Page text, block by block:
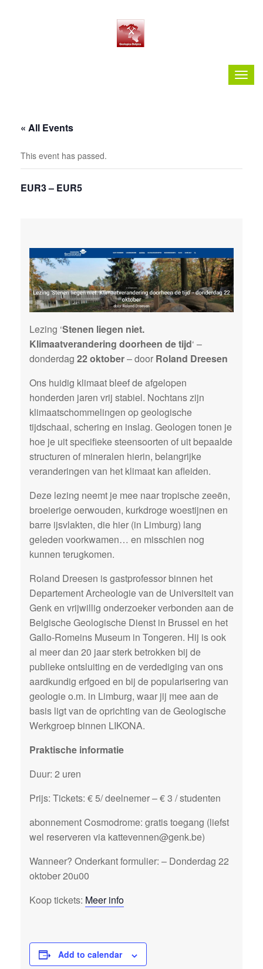
« All Events
This event has passed.
EUR3 – EUR5
Lezing ‘Stenen liegen niet.
Klimaatverandering doorheen de tijd‘ –
donderdag 22 oktober– door Roland Dreesen
Ons huidig klimaat bleef de afgelopen
honderden jaren vrij stabiel. Nochtans zijn
klimaatschommelingen op geologische
tijdschaal, schering en inslag. Geologen tonen je
hoe je uit specifieke steensoorten of uit bepaalde
structuren of mineralen hierin, belangrijke
veranderingen van het klimaat kan afleiden.
Deze lezing neemt je mee naar tropische zeeën,
broeierige oerwouden, kurkdroge woestijnen en
barre ijsvlakten, die hier (in Limburg) lang
geleden voorkwamen… en misschien nog
kunnen terugkomen.
Roland Dreesen is gastprofessor binnen het
Departement Archeologie van de Universiteit van
Genk en vrijwillig onderzoeker verbonden aan de
Belgische Geologische Dienst in Brussel en het
Gallo-Romeins Museum in Tongeren. Hij is ook
al meer dan 20 jaar sterk betrokken bij de
publieke ontsluiting en de verdediging van ons
aardkundig erfgoed en bij de popularisering van
geologie o.m. in Limburg, waar jij mee aan de
basis ligt van de oprichting van de Geologische
Werkgroep binnen LIKONA.
Praktische informatie
Duur: 2 uren
Prijs: Tickets: € 5/ deelnemer – € 3 / studenten
abonnement Cosmodrome: gratis toegang (liefst
wel reserveren via kattevennen@genk.be)
Wanneer? Onderkant formulier: – Donderdag 22
oktober 20u00
Koop tickets: Meer info
Add to calendar